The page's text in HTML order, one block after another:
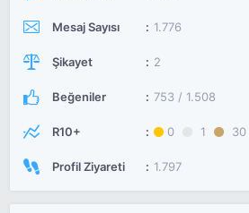
Mesaj Sayısı 1.776
Şikayet 2
Beğeniler 753 / 1.508
R10+ 0 1 30
Profil Ziyareti 1.797